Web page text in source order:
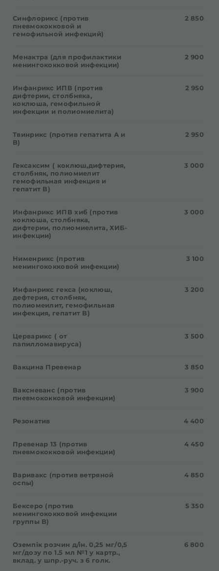
Синфлорикс (против
пневмококковой и
гемофильной инфекций)
2 850
Менактра (для профилактики
менингококковой инфекции)
2 900
Инфанрикс ИПВ (против
дифтерии, столбняка,
коклюша, гемофильной
инфекции и полиомиелита)
2 950
Твинрикс (против гепатита А и
В)
2 950
Гексаксим ( коклюш,дифтерия,
столбняк, полиомиелит
гемофильная инфекция и
гепатит В)
3 000
Инфанрикс ИПВ хиб (против
коклюша, столбняка,
дифтерии, полиомиелита, ХИБ-
инфекции)
3 000
Нименрикс (против
менингококковой инфекции)
3 100
Инфанрикс гекса (коклюш,
дефтерия, столбняк,
полиомеилит, гемофильная
инфекция, гепатит В)
3 200
Церварикс ( от
папилломавируса)
3 500
Вакцина Превенар 3 850
Ваксневанс (против
пневмококковой инфекции)
3 900
Резонатив 4 400
Превенар 13 (против
пневмококковой инфекции)
4 450
Варивакс (против ветряной
оспы)
4 850
Бексеро (против
менингококковой инфекции
группы B)
5 350
Оземпік розчин д/ін. 0,25 мг/0,5
мг/дозу по 1.5 мл №1 у картр.,
вклад. у шпр.-руч. з 6 голк.
6 800